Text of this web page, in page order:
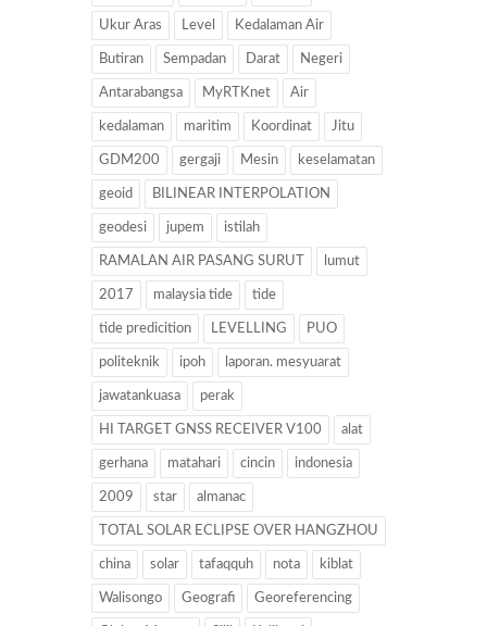
Ukur Aras Level Kedalaman Air
Butiran Sempadan Darat Negeri
Antarabangsa MyRTKnet Air
kedalaman maritim Koordinat Jitu
GDM200 gergaji Mesin keselamatan
geoid BILINEAR INTERPOLATION
geodesi jupem istilah
RAMALAN AIR PASANG SURUT lumut
2017 malaysia tide tide
tide predicition LEVELLING PUO
politeknik ipoh laporan. mesyuarat
jawatankuasa perak
HI TARGET GNSS RECEIVER V100 alat
gerhana matahari cincin indonesia
2009 star almanac
TOTAL SOLAR ECLIPSE OVER HANGZHOU
china solar tafaqquh nota kiblat
Walisongo Geografi Georeferencing